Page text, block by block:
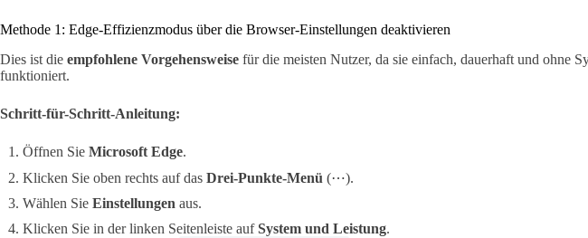
Methode 1: Edge-Effizienzmodus über die Browser-Einstellungen deaktivieren
Dies ist die empfohlene Vorgehensweise für die meisten Nutzer, da sie einfach, dauerhaft und ohne
funktioniert.
Schritt-für-Schritt-Anleitung:
Öffnen Sie Microsoft Edge.
Klicken Sie oben rechts auf das Drei-Punkte-Menü (⋯).
Wählen Sie Einstellungen aus.
Klicken Sie in der linken Seitenleiste aufSystem und Leistung.